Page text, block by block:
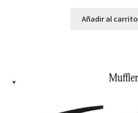
Añadir al carrito